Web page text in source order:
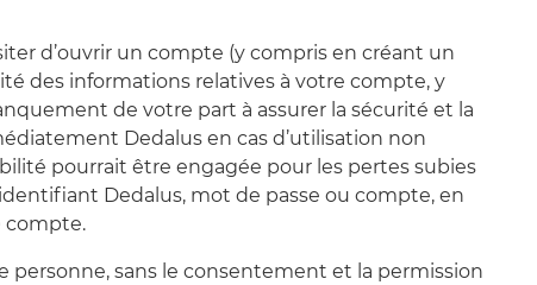
d’ouvrir un compte (y compris en créant un
des informations relatives à votre compte, y
de votre part à assurer la sécurité et la
Dedalus en cas d’utilisation non
pourrait être engagée pour les pertes subies
Dedalus, mot de passe ou compte, en
compte.
personne, sans le consentement et la permission